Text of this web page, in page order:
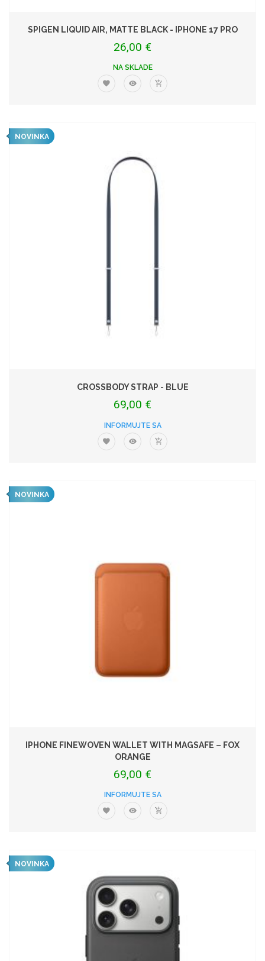
SPIGEN LIQUID AIR, MATTE BLACK - IPHONE 17 PRO
26,00 €
NA SKLADE
NOVINKA
CROSSBODY STRAP - BLUE
69,00 €
INFORMUJTE SA
NOVINKA
IPHONE FINEWOVEN WALLET WITH MAGSAFE – FOX
ORANGE
69,00 €
INFORMUJTE SA
NOVINKA